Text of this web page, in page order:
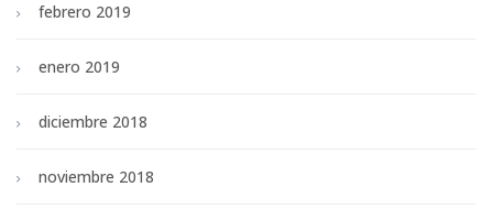
febrero 2019
enero 2019
diciembre 2018
noviembre 2018